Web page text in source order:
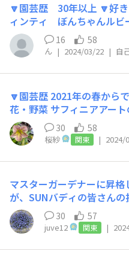
🔽園芸歴 30年以上 🔽好きなフラワーズの花・野菜 ウ
ィンティ ぼんちゃんル
ゃん サフィニアラベンダー 🔽好きなこと、趣味（スポ
ーツなど園芸以外でもOK）簡単洋裁 🔽み
かしから花好きボーっと
にサフィニアに出会って
教えてくださいね🙇‍♀️
16 58
ん | 2024/03/22 | 自
🔽園芸歴 2021年の春からです✨ 🔽好きなフラ
花・野菜 サフィニアアー
🔽好きなこと、趣味（スポ
ンドメイドのアクセサリー
たりしてます♫ お近くの
なんかも時々します✨ 🔽みんなに一言 今更ながら、自己
ガーデナーです💦 お気づ
好きなので、私の投稿で
です🤭
30 58
桜紗 関東 | 2024/
マスターガーデナーに昇
が、SUNバディの皆さん
のお花の写真も投稿してた
ころはまだまだマスターガ
最近はSUNSUNガーデン
クしないと気が済まなく
30 57
juve12 関東 |